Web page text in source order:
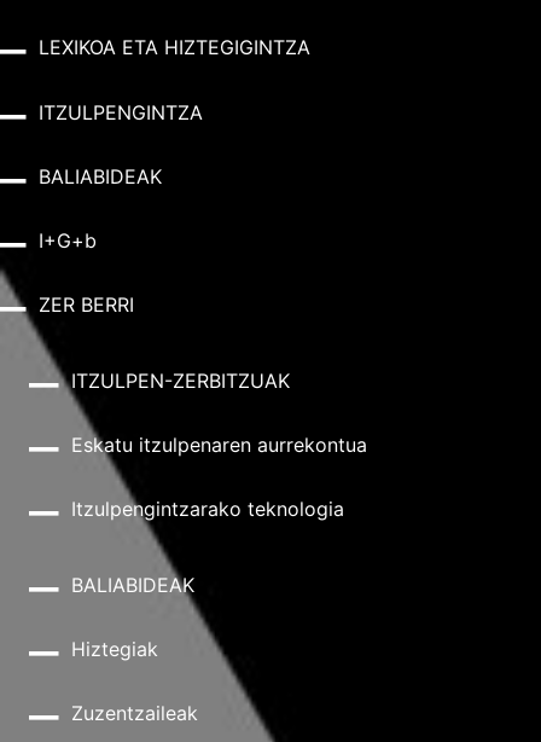
LEXIKOA ETA HIZTEGIGINTZA
ITZULPENGINTZA
BALIABIDEAK
I+G+b
ZER BERRI
ITZULPEN-ZERBITZUAK
Eskatu itzulpenaren aurrekontua
Itzulpengintzarako teknologia
BALIABIDEAK
Hiztegiak
Zuzentzaileak